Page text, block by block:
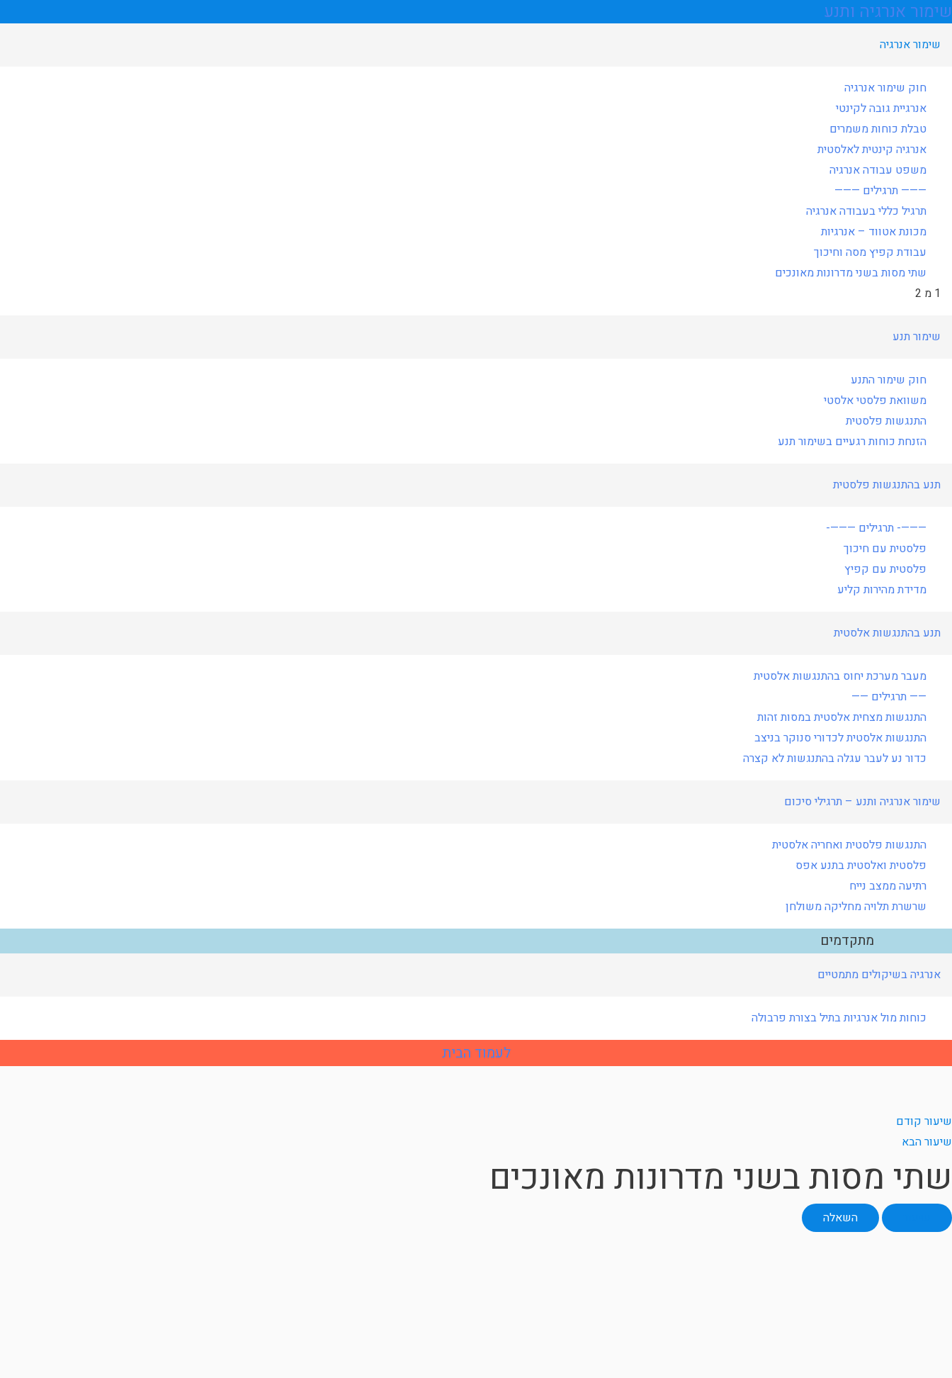
שימור אנרגיה ותנע
שימור אנרגיה
חוק שימור אנרגיה
אנרגיית גובה לקינטי
טבלת כוחות משמרים
אנרגיה קינטית לאלסטית
משפט עבודה אנרגיה
——— תרגילים ———
תרגיל כללי בעבודה אנרגיה
מכונת אטווד – אנרגיות
עבודת קפיץ מסה וחיכוך
שתי מסות בשני מדרונות מאונכים
1 מ 2
שימור תנע
חוק שימור התנע
משוואת פלסטי אלסטי
התנגשות פלסטית
הזנחת כוחות רגעיים בשימור תנע
תנע בהתנגשות פלסטית
———- תרגילים ———-
פלסטית עם חיכוך
פלסטית עם קפיץ
מדידת מהירות קליע
תנע בהתנגשות אלסטית
מעבר מערכת יחוס בהתנגשות אלסטית
—— תרגילים ——
התנגשות מצחית אלסטית במסות זהות
התנגשות אלסטית לכדורי סנוקר בניצב
כדור נע לעבר עגלה בהתנגשות לא קצרה
שימור אנרגיה ותנע – תרגילי סיכום
התנגשות פלסטית ואחריה אלסטית
פלסטית ואלסטית בתנע אפס
רתיעה ממצב נייח
שרשרת תלויה מחליקה משולחן
מתקדמים
אנרגיה בשיקולים מתמטיים
כוחות מול אנרגיות בתיל בצורת פרבולה
לעמוד הבית
שיעור קודם
שיעור הבא
שתי מסות בשני מדרונות מאונכים
השאלה